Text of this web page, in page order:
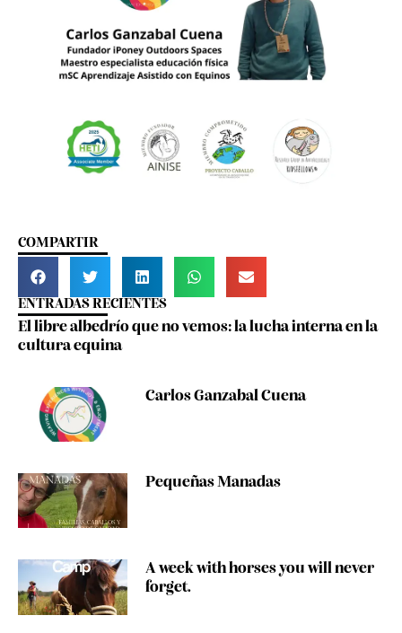
COMPARTIR
ENTRADAS RECIENTES
El libre albedrío que no vemos: la lucha interna en la
cultura equina
Carlos Ganzabal Cuena
Pequeñas Manadas
A week with horses you will never
forget.